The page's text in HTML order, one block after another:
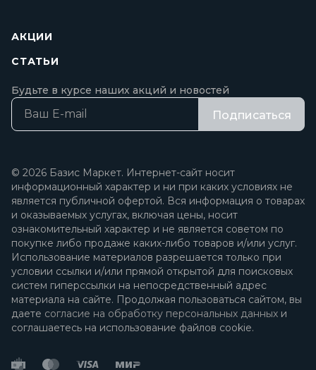
АКЦИИ
СТАТЬИ
Будьте в курсе наших акций и новостей
Подписаться
© 2026 Базис Маркет. Интернет-сайт носит
информационный характер и ни при каких условиях не
является публичной офертой. Вся информация о товарах
и оказываемых услугах, включая цены, носит
ознакомительный характер и не является советом по
покупке либо продаже каких-либо товаров и/или услуг.
Использование материалов разрешается только при
условии ссылки и/или прямой открытой для поисковых
систем гиперссылки на непосредственный адрес
материала на сайте. Продолжая пользоваться сайтом, вы
даете согласие на обработку персональных данных и
соглашаетесь на использование файлов cookie.